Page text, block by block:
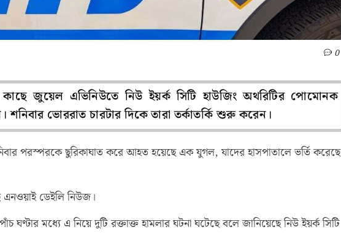
0
কাছে জুয়েল এভিনিউতে নিউ ইয়র্ক সিটি হাউজিং অথরিটির পোমোনক
ভোররাত চারটার দিকে তারা তর্কাতর্কি শুরু করেন।
পরস্পরকে ছুরিকাঘাত করে আহত হয়েছে এক যুগল, যাদের হাসপাতালে ভর্তি করেছে
এনওয়াই ডেইলি নিউজ।
ঘণ্টার মধ্যে এ নিয়ে দুটি রক্তাক্ত হামলার ঘটনা ঘটেছে বলে জানিয়েছে নিউ ইয়র্ক সিটি